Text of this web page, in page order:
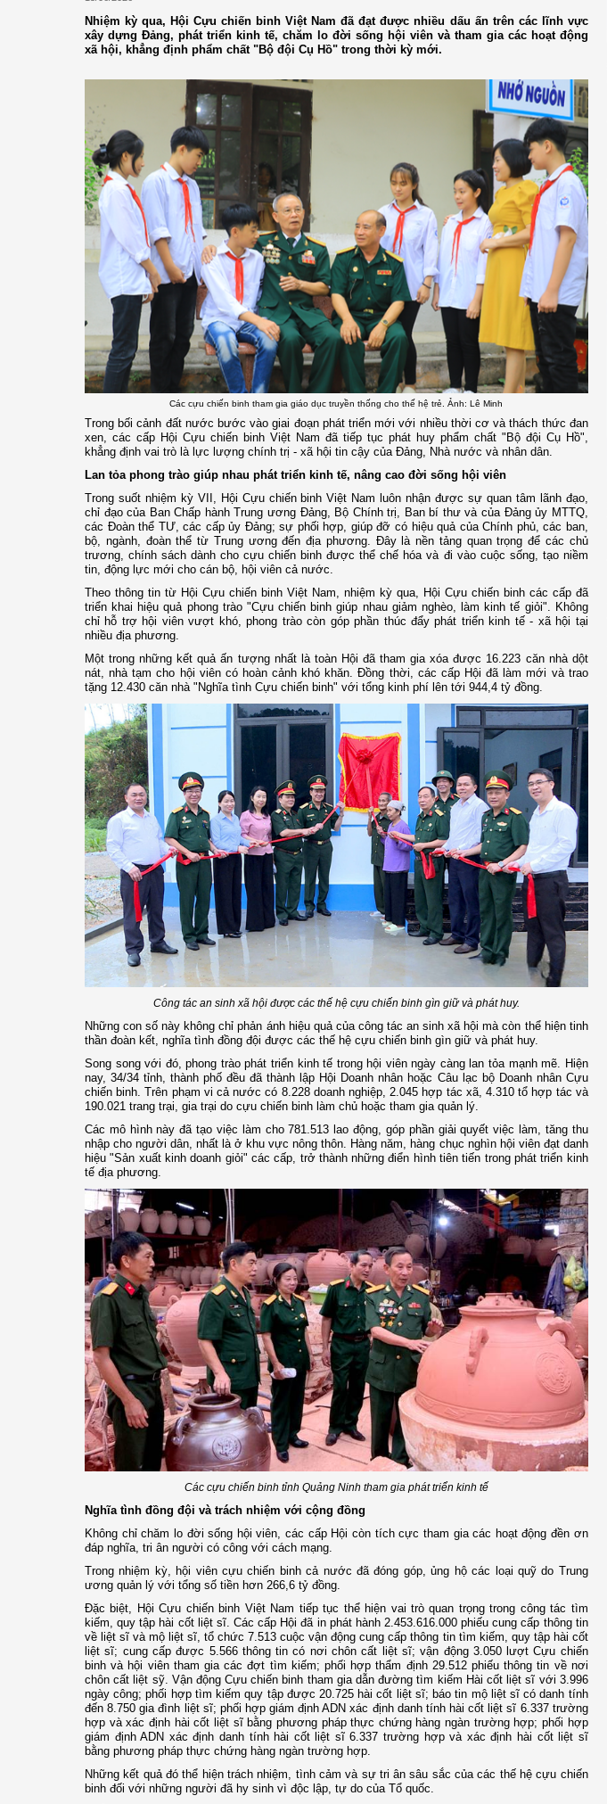
Nhiệm kỳ qua, Hội Cựu chiến binh Việt Nam đã đạt được nhiều dấu ấn trên các lĩnh vực
xây dựng Đảng, phát triển kinh tế, chăm lo đời sống hội viên và tham gia các hoạt động
xã hội, khẳng định phẩm chất "Bộ đội Cụ Hồ" trong thời kỳ mới.
Các cựu chiến binh tham gia giáo dục truyền thống cho thế hệ trẻ. Ảnh: Lê Minh
Trong bối cảnh đất nước bước vào giai đoạn phát triển mới với nhiều thời cơ và thách thức đan
xen, các cấp Hội Cựu chiến binh Việt Nam đã tiếp tục phát huy phẩm chất "Bộ đội Cụ Hồ",
khẳng định vai trò là lực lượng chính trị - xã hội tin cậy của Đảng, Nhà nước và nhân dân.
Lan tỏa phong trào giúp nhau phát triển kinh tế, nâng cao đời sống hội viên
Trong suốt nhiệm kỳ VII, Hội Cựu chiến binh Việt Nam luôn nhận được sự quan tâm lãnh đạo,
chỉ đạo của Ban Chấp hành Trung ương Đảng, Bộ Chính trị, Ban bí thư và của Đảng ủy MTTQ,
các Đoàn thể TƯ, các cấp ủy Đảng; sự phối hợp, giúp đỡ có hiệu quả của Chính phủ, các ban,
bộ, ngành, đoàn thể từ Trung ương đến địa phương. Đây là nền tảng quan trọng để các chủ
trương, chính sách dành cho cựu chiến binh được thể chế hóa và đi vào cuộc sống, tạo niềm
tin, động lực mới cho cán bộ, hội viên cả nước.
Theo thông tin từ Hội Cựu chiến binh Việt Nam, nhiệm kỳ qua, Hội Cựu chiến binh các cấp đã
triển khai hiệu quả phong trào "Cựu chiến binh giúp nhau giảm nghèo, làm kinh tế giỏi". Không
chỉ hỗ trợ hội viên vượt khó, phong trào còn góp phần thúc đẩy phát triển kinh tế - xã hội tại
nhiều địa phương.
Một trong những kết quả ấn tượng nhất là toàn Hội đã tham gia xóa được 16.223 căn nhà dột
nát, nhà tạm cho hội viên có hoàn cảnh khó khăn. Đồng thời, các cấp Hội đã làm mới và trao
tặng 12.430 căn nhà "Nghĩa tình Cựu chiến binh" với tổng kinh phí lên tới 944,4 tỷ đồng.
Công tác an sinh xã hội được các thế hệ cựu chiến binh gìn giữ và phát huy.
Những con số này không chỉ phản ánh hiệu quả của công tác an sinh xã hội mà còn thể hiện tinh
thần đoàn kết, nghĩa tình đồng đội được các thế hệ cựu chiến binh gìn giữ và phát huy.
Song song với đó, phong trào phát triển kinh tế trong hội viên ngày càng lan tỏa mạnh mẽ. Hiện
nay, 34/34 tỉnh, thành phố đều đã thành lập Hội Doanh nhân hoặc Câu lạc bộ Doanh nhân Cựu
chiến binh. Trên phạm vi cả nước có 8.228 doanh nghiệp, 2.045 hợp tác xã, 4.310 tổ hợp tác và
190.021 trang trại, gia trại do cựu chiến binh làm chủ hoặc tham gia quản lý.
Các mô hình này đã tạo việc làm cho 781.513 lao động, góp phần giải quyết việc làm, tăng thu
nhập cho người dân, nhất là ở khu vực nông thôn. Hàng năm, hàng chục nghìn hội viên đạt danh
hiệu "Sản xuất kinh doanh giỏi" các cấp, trở thành những điển hình tiên tiến trong phát triển kinh
tế địa phương.
Các cựu chiến binh tỉnh Quảng Ninh tham gia phát triển kinh tế
Nghĩa tình đồng đội và trách nhiệm với cộng đồng
Không chỉ chăm lo đời sống hội viên, các cấp Hội còn tích cực tham gia các hoạt động đền ơn
đáp nghĩa, tri ân người có công với cách mạng.
Trong nhiệm kỳ, hội viên cựu chiến binh cả nước đã đóng góp, ủng hộ các loại quỹ do Trung
ương quản lý với tổng số tiền hơn 266,6 tỷ đồng.
Đặc biệt, Hội Cựu chiến binh Việt Nam tiếp tục thể hiện vai trò quan trọng trong công tác tìm
kiếm, quy tập hài cốt liệt sĩ. Các cấp Hội đã in phát hành 2.453.616.000 phiếu cung cấp thông tin
về liệt sĩ và mộ liệt sĩ, tổ chức 7.513 cuộc vận động cung cấp thông tin tìm kiếm, quy tập hài cốt
liệt sĩ; cung cấp được 5.566 thông tin có nơi chôn cất liệt sĩ; vận động 3.050 lượt Cựu chiến
binh và hội viên tham gia các đợt tìm kiếm; phối hợp thẩm định 29.512 phiếu thông tin về nơi
chôn cất liệt sỹ. Vận động Cựu chiến binh tham gia dẫn đường tìm kiếm Hài cốt liệt sĩ với 3.996
ngày công; phối hợp tìm kiếm quy tập được 20.725 hài cốt liệt sĩ; báo tin mộ liệt sĩ có danh tính
đến 8.750 gia đình liệt sĩ; phối hợp giám định ADN xác định danh tính hài cốt liệt sĩ 6.337 trường
hợp và xác định hài cốt liệt sĩ bằng phương pháp thực chứng hàng ngàn trường hợp; phối hợp
giám định ADN xác định danh tính hài cốt liệt sĩ 6.337 trường hợp và xác định hài cốt liệt sĩ
bằng phương pháp thực chứng hàng ngàn trường hợp.
Những kết quả đó thể hiện trách nhiệm, tình cảm và sự tri ân sâu sắc của các thế hệ cựu chiến
binh đối với những người đã hy sinh vì độc lập, tự do của Tổ quốc.